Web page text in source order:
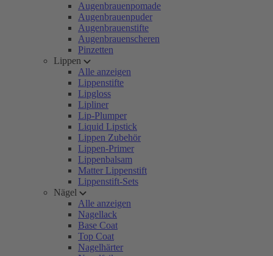
Augenbrauenpomade
Augenbrauenpuder
Augenbrauenstifte
Augenbrauenscheren
Pinzetten
Lippen
Alle anzeigen
Lippenstifte
Lipgloss
Lipliner
Lip-Plumper
Liquid Lipstick
Lippen Zubehör
Lippen-Primer
Lippenbalsam
Matter Lippenstift
Lippenstift-Sets
Nägel
Alle anzeigen
Nagellack
Base Coat
Top Coat
Nagelhärter